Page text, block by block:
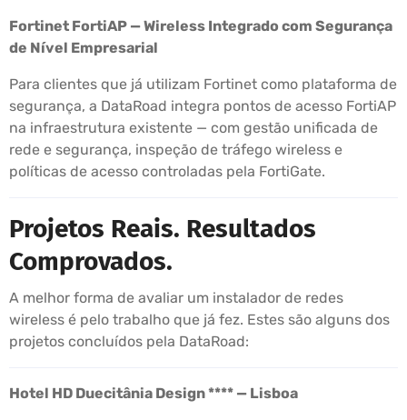
Fortinet FortiAP — Wireless Integrado com Segurança
de Nível Empresarial
Para clientes que já utilizam Fortinet como plataforma de
segurança, a DataRoad integra pontos de acesso FortiAP
na infraestrutura existente — com gestão unificada de
rede e segurança, inspeção de tráfego wireless e
políticas de acesso controladas pela FortiGate.
Projetos Reais. Resultados
Comprovados.
A melhor forma de avaliar um instalador de redes
wireless é pelo trabalho que já fez. Estes são alguns dos
projetos concluídos pela DataRoad:
Hotel HD Duecitânia Design **** — Lisboa